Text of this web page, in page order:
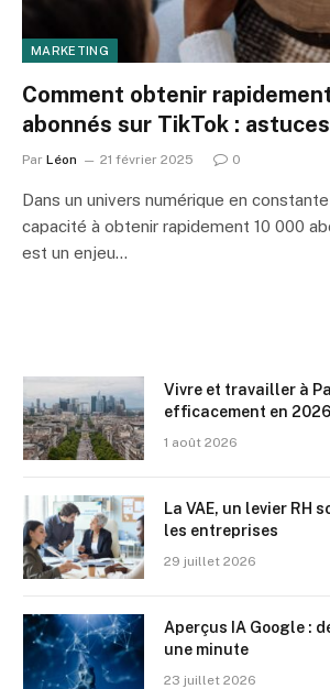
MARKETING
Comment obtenir
abonnés sur TikTok :
Par Léon 21 février 2025 0
Dans un univers numérique en
capacité à obtenir rapidement 10 000
est un enjeu…
Vivre et travailler à
efficacement en 2026
1 août 2026
La VAE, un levier RH
les entreprises
29 juillet 2026
Aperçus IA Google :
une minute
23 juillet 2026